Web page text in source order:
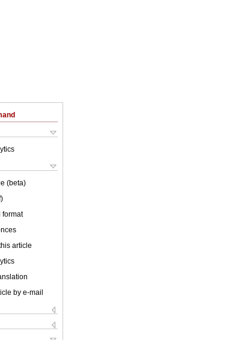
(beta)
format
article
by e-mail